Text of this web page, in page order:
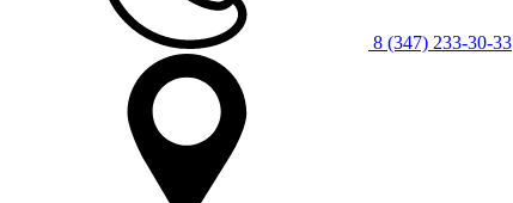
8 (347) 233-30-33